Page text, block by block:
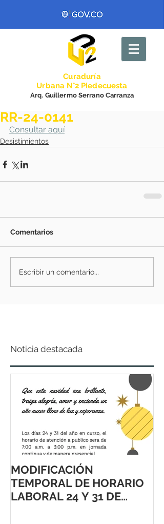
Curaduría
Urbana N°2 Piedecuesta
Arq. Guillermo Serrano Carranza
RR-24-0141
Consultar aquí
Desistimientos
Comentarios
Escribir un comentario...
Noticia destacada
MODIFICACIÓN
TEMPORAL DE HORARIO
LABORAL 24 Y 31 DE